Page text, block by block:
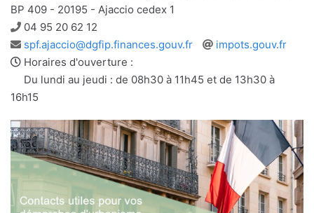
BP 409 - 20195 - Ajaccio cedex 1
Téléphone
04 95 20 62 12
Adresse
e-
mail
spf.ajaccio@dgfip.finances.gouv.fr
Site
impots.gouv.fr
Horaires d'ouverture :
Du lundi au jeudi : de 08h30 à 11h45 et de 13h30 à
16h15